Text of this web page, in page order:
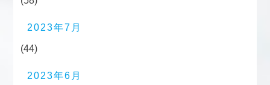
2023年7月
(44)
2023年6月